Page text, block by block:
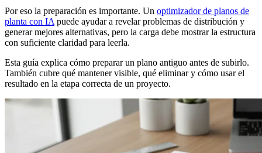
Por eso la preparación es importante. Un optimizador de planos de
planta con IApuede ayudar a revelar problemas de distribución y
generar mejores alternativas, pero la carga debe mostrar la estructura
con suficiente claridad para leerla.
Esta guía explica cómo preparar un plano antiguo antes de subirlo.
También cubre qué mantener visible, qué eliminar y cómo usar el
resultado en la etapa correcta de un proyecto.